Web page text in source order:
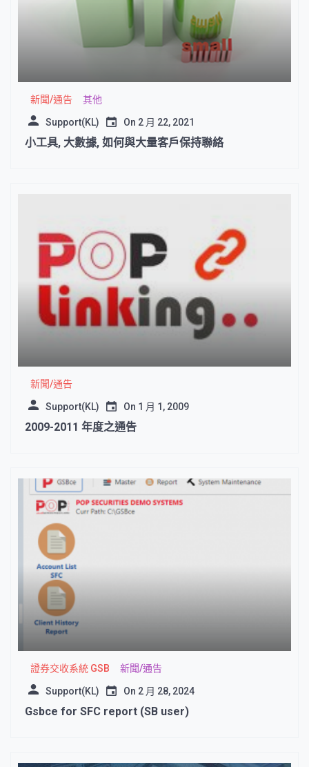
新聞/通告 其他
Support(KL) On 2 月 22, 2021
小工具, 大數據, 如何與大量客戶保持聯絡
新聞/通告
Support(KL) On 1 月 1, 2009
2009-2011 年度之通告
證券交收系統 GSB 新聞/通告
Support(KL) On 2 月 28, 2024
Gsbce for SFC report (SB user)